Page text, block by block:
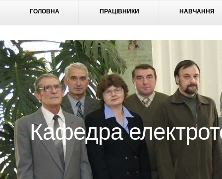
ГОЛОВНА ПРАЦІВНИКИ НАВЧАННЯ
Кафедра